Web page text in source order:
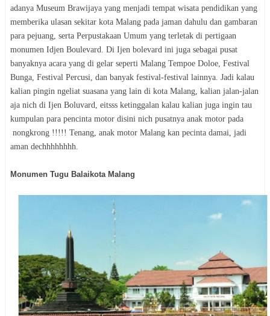
adanya Museum Brawijaya yang menjadi tempat wisata pendidikan yang
memberika ulasan sekitar kota Malang pada jaman dahulu dan gambaran
para pejuang, serta Perpustakaan Umum yang terletak di pertigaan
monumen Idjen Boulevard. Di Ijen bolevard ini juga sebagai pusat
banyaknya acara yang di gelar seperti Malang Tempoe Doloe, Festival
Bunga, Festival Percusi, dan banyak festival-festival lainnya. Jadi kalau
kalian pingin ngeliat suasana yang lain di kota Malang, kalian jalan-jalan
aja nich di Ijen Boluvard, eitsss ketinggalan kalau kalian juga ingin tau
kumpulan para pencinta motor disini nich pusatnya anak motor pada
nongkrong !!!!! Tenang, anak motor Malang kan pecinta damai, jadi
aman dechhhhhhhh.
Monumen Tugu Balaikota Malang